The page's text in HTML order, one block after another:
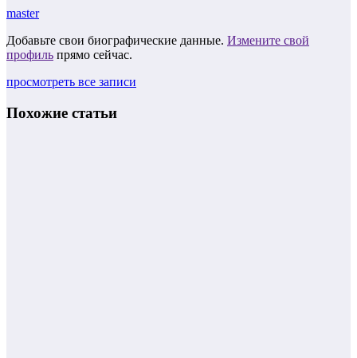
master
Добавьте свои биографические данные. Измените свой
профиль прямо сейчас.
просмотреть все записи
Похожие статьи